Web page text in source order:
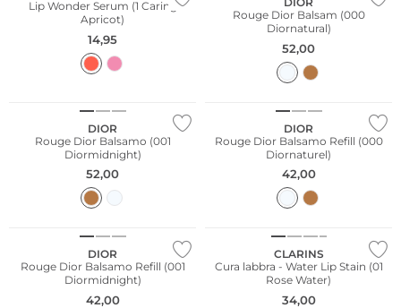
Lip Wonder Serum (1 Caring
Apricot)
14,95
Rouge Dior Balsam (000
Diornatural)
52,00
DIOR
Rouge Dior Balsamo (001
Diormidnight)
52,00
DIOR
Rouge Dior Balsamo Refill (000
Diornaturel)
42,00
DIOR
Rouge Dior Balsamo Refill (001
Diormidnight)
42,00
CLARINS
Cura labbra - Water Lip Stain (01
Rose Water)
34,00